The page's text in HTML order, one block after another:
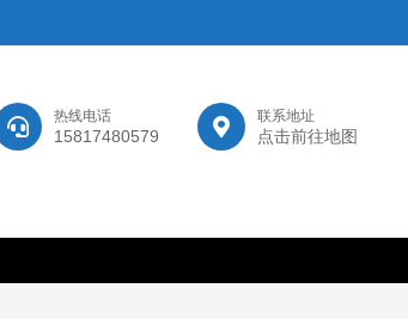
热线电话
15817480579
联系地址
点击前往地图